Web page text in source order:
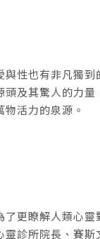
性也有非凡獨
及其驚人的力
活力的泉源。
更瞭解人類心
診所院長、賽